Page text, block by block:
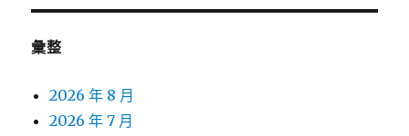
彙整
2026 年 8 月
2026 年 7 月